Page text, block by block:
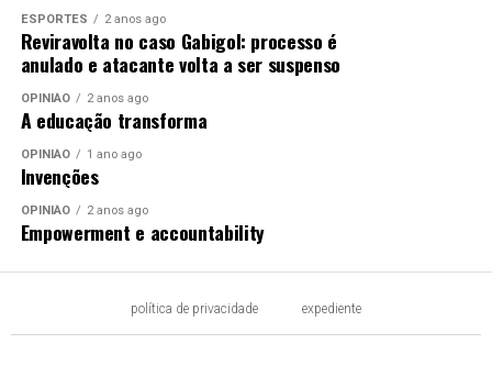
ESPORTES 2 anos ago
Reviravolta no caso Gabigol: processo é
anulado e atacante volta a ser suspenso
OPINIÃO 2 anos ago
A educação transforma
OPINIÃO 1 ano ago
Invenções
OPINIÃO 2 anos ago
Empowerment e accountability
política de privacidade expediente